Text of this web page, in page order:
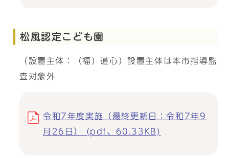
松風認定こども園
（設置主体：（福）道心）設置主体は本市指導監
査対象外
令和7年度実施（最終更新日：令和7年9
月26日） (pdf、60.33KB)